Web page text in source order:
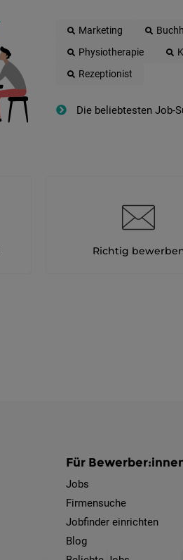
Marketing
Physiotherapie
Rezeptionist
Die beliebtesten Job-
Richtig
Für
Jobs
Firmensuche
Jobfinder einrichten
Blog